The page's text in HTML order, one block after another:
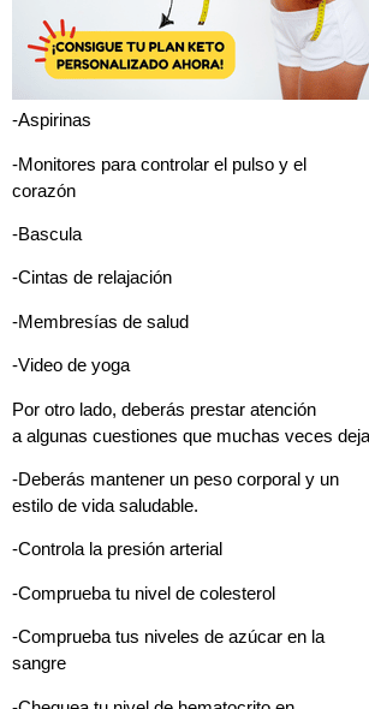
-Aspirinas
-Monitores para controlar el pulso y el
corazón
-Bascula
-Cintas de relajación
-Membresías de salud
-Video de yoga
Por otro lado, deberás prestar atención
a algunas cuestiones que muchas veces
-Deberás mantener un peso corporal y un
estilo de vida saludable.
-Controla la presión arterial
-Comprueba tu nivel de colesterol
-Comprueba tus niveles de azúcar en la
sangre